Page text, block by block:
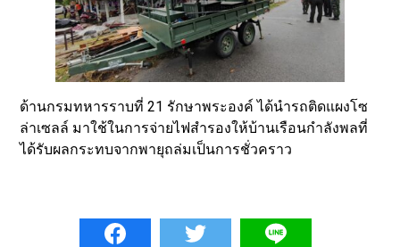
ด้านกรมทหารราบที่ 21 รักษาพระองค์ ได้นำรถติดแผงโซ
ล่าเซลล์ มาใช้ในการจ่ายไฟสำรองให้บ้านเรือนกำลังพลที่
ได้รับผลกระทบจากพายุถล่มเป็นการชั่วคราว